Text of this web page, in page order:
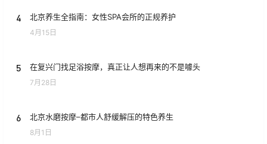
4 北京养生全指南：女性SPA会所的正规养护
4月15日
5 在复兴门找足浴按摩，真正让人想再来的不是噱头
7月28日
6 北京水磨按摩–都市人舒缓解压的特色养生
8月1日